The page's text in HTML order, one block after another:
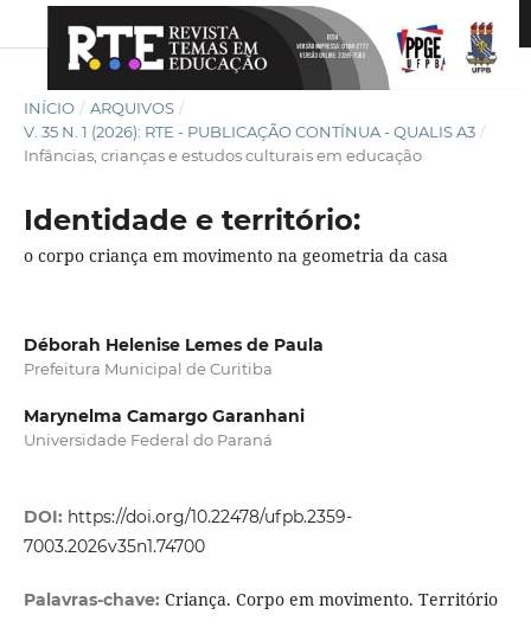
INÍCIO / ARQUIVOS /
V. 35 N. 1 (2026): RTE - PUBLICAÇÃO CONTÍNUA - QUALIS A3 /
Infâncias, crianças e estudos culturais em educação
Identidade e território:
o corpo criança em movimento na geometria da casa
Déborah Helenise Lemes de Paula
Prefeitura Municipal de Curitiba
Marynelma Camargo Garanhani
Universidade Federal do Paraná
DOI: https://doi.org/10.22478/ufpb.2359-
7003.2026v35n1.74700
Palavras-chave: Criança. Corpo em movimento. Território